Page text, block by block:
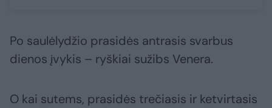
Po saulėlydžio prasidės antrasis svarbus
dienos įvykis – ryškiai sužibs Venera.
O kai sutems, prasidės trečiasis ir ketvirtasis